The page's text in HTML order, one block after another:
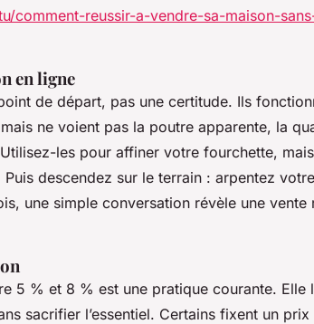
comment-reussir-a-vendre-sa-maison-
en ligne
de départ, pas une certitude. Ils
ne voient pas la poutre apparente, la
les pour affiner votre fourchette,
descendez sur le terrain : arpentez votre
une simple conversation révèle une vente
5 % et 8 % est une pratique courante. Elle
sacrifier l’essentiel. Certains fixent un prix